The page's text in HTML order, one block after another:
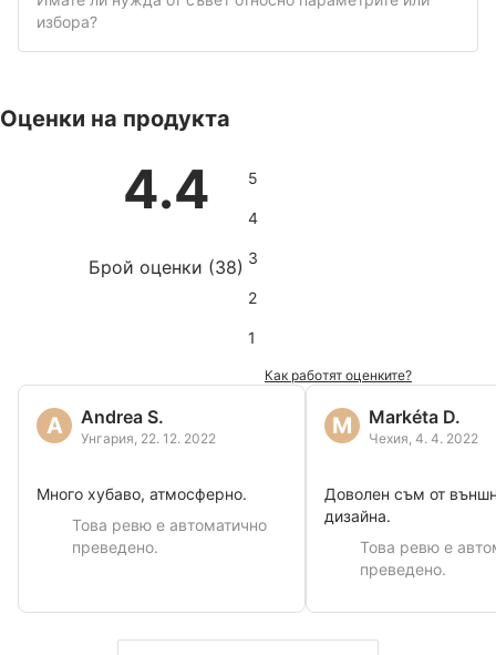
избора?
Оценки на продукта
4.4
Брой оценки (38)
5
4
3
2
1
Как работят оценките?
A Andrea S.
Унгария, 22. 12. 2022
Много хубаво, атмосферно.
Това ревю е автоматично
преведено.
M Markéta D.
Чехия, 4. 4. 2022
Доволен съм от
дизайна.
Това ревю е
преведено.